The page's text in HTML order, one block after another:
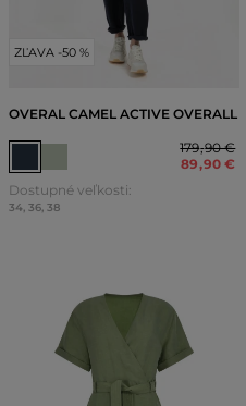
ZĽAVA -50 %
OVERAL CAMEL ACTIVE OVERALL
179,90 €
89,90 €
Dostupné veľkosti:
34, 36, 38